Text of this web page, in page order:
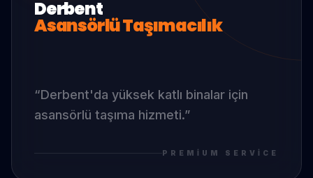
Derbent
Asansörlü Taşımacılık
“Derbent'da yüksek katlı binalar için
asansörlü taşıma hizmeti.”
PREMIUM SERVICE